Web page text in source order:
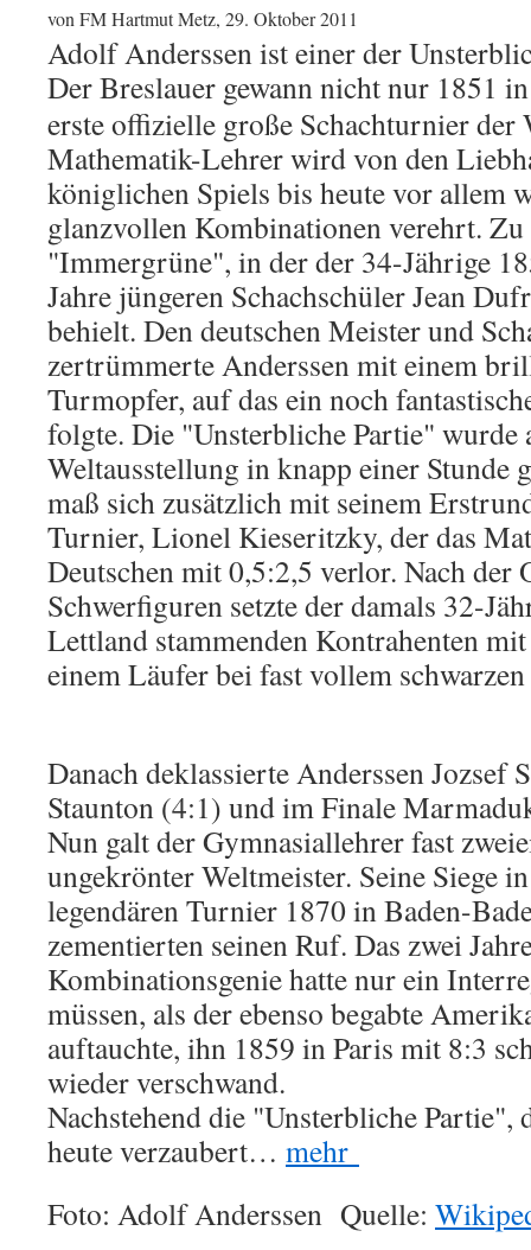
von FM Hartmut Metz, 29. Oktober 2011
Adolf Anderssen ist einer der
Der Breslauer gewann nicht nur 1851
erste offizielle große Schachturnier der
Mathematik-Lehrer wird von den
königlichen Spiels bis heute vor allem
glanzvollen Kombinationen verehrt. Zu
"Immergrüne", in der der 34-Jährige
Jahre jüngeren Schachschüler Jean
behielt. Den deutschen Meister und
zertrümmerte Anderssen mit einem
Turmopfer, auf das ein noch
folgte. Die "Unsterbliche Partie" wurde
Weltausstellung in knapp einer Stunde
maß sich zusätzlich mit seinem
Turnier, Lionel Kieseritzky, der das
Deutschen mit 0,5:2,5 verlor. Nach der
Schwerfiguren setzte der damals 32-
Lettland stammenden Kontrahenten
einem Läufer bei fast vollem
Danach deklassierte Anderssen Jozsef
Staunton (4:1) und im Finale
Nun galt der Gymnasiallehrer fast
ungekrönter Weltmeister. Seine Siege
legendären Turnier 1870 in Baden-
zementierten seinen Ruf. Das zwei
Kombinationsgenie hatte nur ein
müssen, als der ebenso begabte
auftauchte, ihn 1859 in Paris mit 8:3
wieder verschwand.
Nachstehend die "Unsterbliche Partie",
heute verzaubert… mehr
Foto: Adolf Anderssen Quelle: